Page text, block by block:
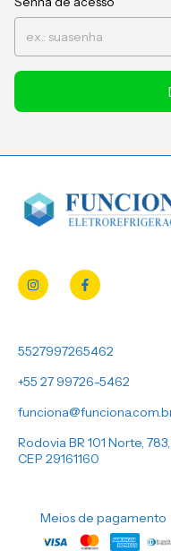
5527997265462
+55 27 99726-5462
Rodovia BR 101 Norte,
CEP 29161160
Meios de pagamento